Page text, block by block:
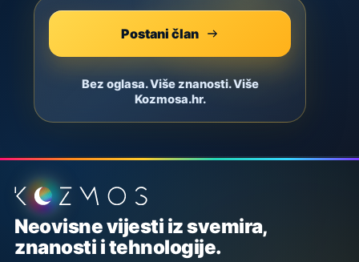
Postani član
Bez oglasa. Više znanosti. Više
Kozmosa.hr.
Podnožje stranice
Neovisne vijesti iz svemira,
znanosti i tehnologije.